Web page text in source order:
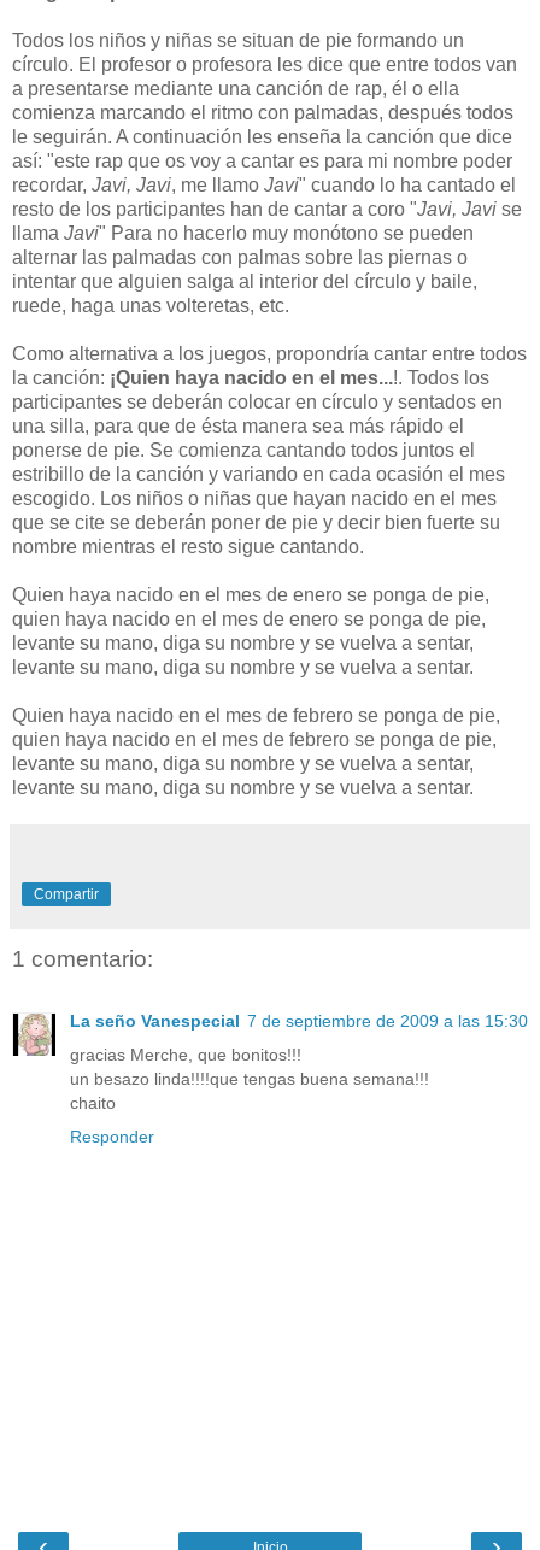
Todos los niños y niñas se situan de pie formando un
círculo. El profesor o profesora les dice que entre todos van
a presentarse mediante una canción de rap, él o ella
comienza marcando el ritmo con palmadas, después todos
le seguirán. A continuación les enseña la canción que dice
así: "este rap que os voy a cantar es para mi nombre poder
recordar, Javi, Javi, me llamo Javi" cuando lo ha cantado el
resto de los participantes han de cantar a coro "Javi, Javi se
llama Javi" Para no hacerlo muy monótono se pueden
alternar las palmadas con palmas sobre las piernas o
intentar que alguien salga al interior del círculo y baile,
ruede, haga unas volteretas, etc.
Como alternativa a los juegos, propondría cantar entre todos
la canción: ¡Quien haya nacido en el mes...!. Todos los
participantes se deberán colocar en círculo y sentados en
una silla, para que de ésta manera sea más rápido el
ponerse de pie. Se comienza cantando todos juntos el
estribillo de la canción y variando en cada ocasión el mes
escogido. Los niños o niñas que hayan nacido en el mes
que se cite se deberán poner de pie y decir bien fuerte su
nombre mientras el resto sigue cantando.
Quien haya nacido en el mes de enero se ponga de pie,
quien haya nacido en el mes de enero se ponga de pie,
levante su mano, diga su nombre y se vuelva a sentar,
levante su mano, diga su nombre y se vuelva a sentar.
Quien haya nacido en el mes de febrero se ponga de pie,
quien haya nacido en el mes de febrero se ponga de pie,
levante su mano, diga su nombre y se vuelva a sentar,
levante su mano, diga su nombre y se vuelva a sentar.
Compartir
1 comentario:
La seño Vanespecial 7 de septiembre de 2009 a las 15:30
gracias Merche, que bonitos!!!
un besazo linda!!!!que tengas buena semana!!!
chaito
Responder